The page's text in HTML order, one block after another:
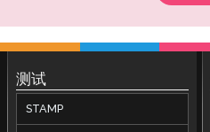
测试
STAMP